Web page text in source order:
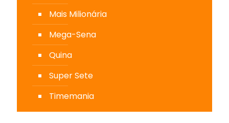
Mais Milionária
Mega-Sena
Quina
Super Sete
Timemania